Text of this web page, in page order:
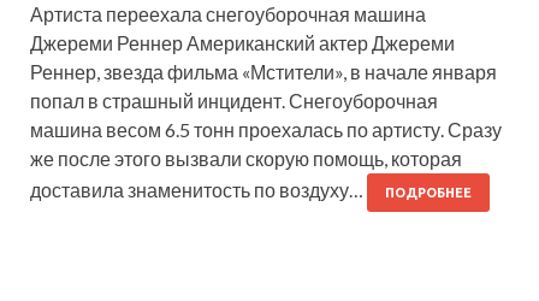
Артиста переехала снегоуборочная машина
Джереми Реннер Американский актер Джереми
Реннер, звезда фильма «Мстители», в начале января
попал в страшный инцидент. Снегоуборочная
машина весом 6.5 тонн проехалась по артисту. Сразу
же после этого вызвали скорую помощь, которая
доставила знаменитость по воздуху…
ПОДРОБНЕЕ